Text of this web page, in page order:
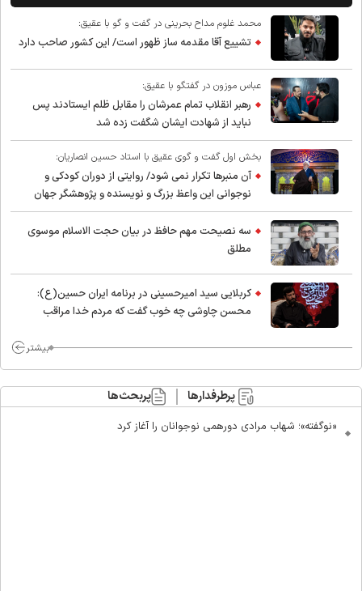
محمد غلوم مداح بحرینی در گفت و گو با عقیق:
تشییع آقا مقدمه ساز ظهور است/ این کشور صاحب دارد
عباس موزون در گفتگو با عقیق:
رهبر انقلاب تمام عمرشان را مقابل ظلم ایستادند پس
نباید از شهادت ایشان شگفت زده شد
بخش اول گفت و گوی عقیق با استاد حسین انصاریان:
آن منبرها تکرار نمی شود/ روایتی از دوران کودکی و
نوجوانی این واعظ بزرگ و نویسنده و پژوهشگر جهان
اسلام
سه نصیحت مهم حافظ در بیان حجت الاسلام موسوی
مطلق
کربلایی سید امیر‌حسینی در برنامه ایران حسین(ع):
محسن چاوشی چه خوب گفت که مردم خدا مراقب
بیشتر
پرطرفدارها پربحث‌ها
«نوگفته»؛ شهاب مرادی دورهمی نوجوانان را آغاز کرد